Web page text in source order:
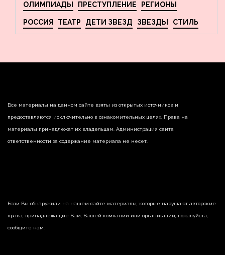
ОЛИМПИАДЫ ПРЕСТУПЛЕНИЕ РЕГИОНЫ
РОССИЯ ТЕАТР ДЕТИ ЗВЕЗД ЗВЕЗДЫ СТИЛЬ
Все материалы на данном сайте взяты из открытых источников и
предоставляются исключительно в ознакомительных целях. Права на
материалы принадлежат их владельцам. Администрация сайта
ответственности за содержание материала не несет.
Если Вы обнаружили на нашем сайте материалы, которые нарушают авторские
права, принадлежащие Вам, Вашей компании или организации, пожалуйста,
сообщите нам.